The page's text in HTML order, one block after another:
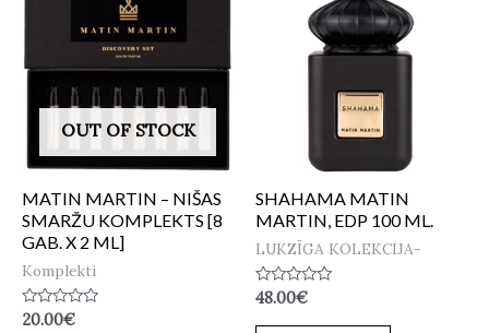
OUT OF STOCK
MATIN MARTIN – NIŠAS
SMARŽU KOMPLEKTS [8
GAB. X 2 ML]
Komplekti
Novērtēts
20.00€
SHAHAMA MATIN
MARTIN, EDP 100 ML.
LUKZĪGA KOLEKCIJA-
Novērtēts
0
48.00€